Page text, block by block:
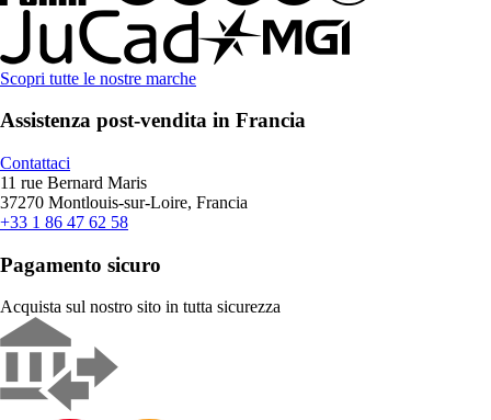
Scopri tutte le nostre marche
Assistenza post-vendita in Francia
Contattaci
11 rue Bernard Maris
37270 Montlouis-sur-Loire, Francia
+33 1 86 47 62 58
Pagamento sicuro
Acquista sul nostro sito in tutta sicurezza